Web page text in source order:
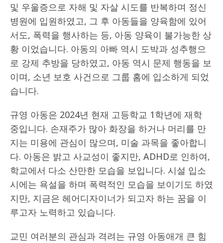
및 우울증으로 자해 및 자살 시도를 반복하며 정신
병원에 입원하였고, 그 후 아동들을 양육함에 있어
서도, 폭력을 행사하는 등, 아동 양육이 불가능한 상
황 이었습니다. 아동의 아빠 역시 도박과 성추행으
로 강제 추방을 당하였고, 아동 역시 문제 행동을 보
이며, 소년 보호 사건으로 그룹 홈에 입소하게 되었
습니다.
규영 아동은 2024년 현재 고등학교 1학년에 재학
중입니다. 손재주가 많아 화장을 하거나 머리를 만
지는 미용에 관심이 많으며, 미술 과목을 좋아합니
다. 아동은 밝고 사교성이 좋지만, ADHD로 인하여,
학교에서 다소 산만한 모습을 보입니다. 시설 입소
시에는 욕설을 하며 폭력적인 모습을 보이기도 하였
지만, 지금은 헤어디자이너가 되고자 하는 꿈을 이
루고자 노력하고 있습니다.
교민 여러분의 관심과 격려는 규영 아동애개 큰 힘